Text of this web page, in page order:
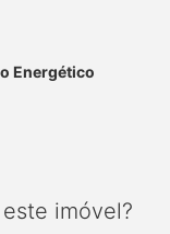
Energético
imóvel?